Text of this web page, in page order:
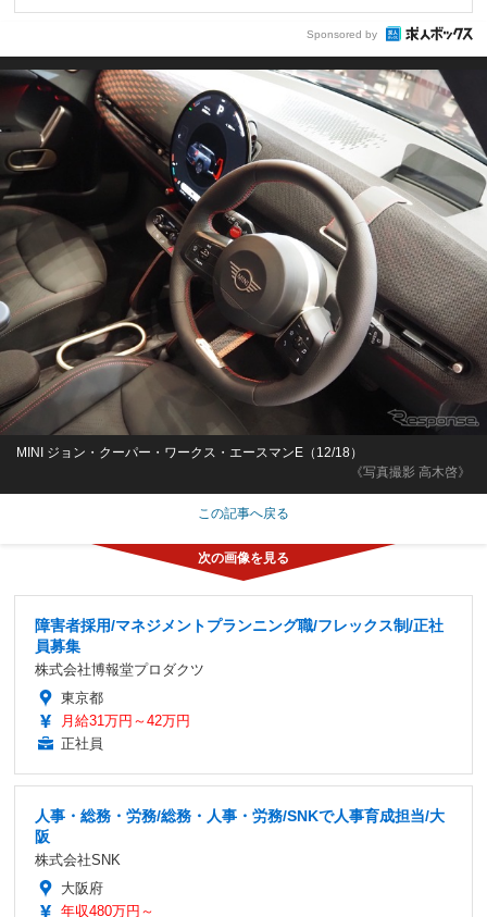
Sponsored by
《写真撮影 高木啓》
MINI ジョン・クーパー・ワークス・エースマンE（12/18）
この記事へ戻る
障害者採用/マネジメントプランニング職/フレックス制/正社
員募集
株式会社博報堂プロダクツ
東京都
月給31万円～42万円
正社員
人事・総務・労務/総務・人事・労務/SNKで人事育成担当/大
阪
株式会社SNK
大阪府
年収480万円～